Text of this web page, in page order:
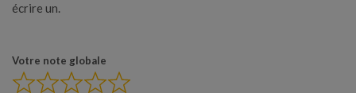
écrire un.
Votre note globale